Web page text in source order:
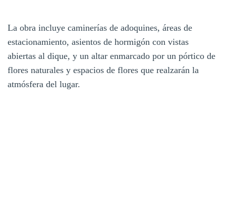
La obra incluye caminerías de adoquines, áreas de
estacionamiento, asientos de hormigón con vistas
abiertas al dique, y un altar enmarcado por un pórtico de
flores naturales y espacios de flores que realzarán la
atmósfera del lugar.